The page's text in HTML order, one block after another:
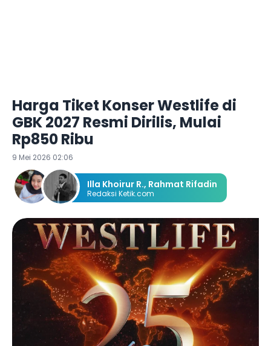
Harga Tiket Konser Westlife di
GBK 2027 Resmi Dirilis, Mulai
Rp850 Ribu
9 Mei 2026 02:06
Illa Khoirur R., Rahmat Rifadin
Redaksi Ketik.com